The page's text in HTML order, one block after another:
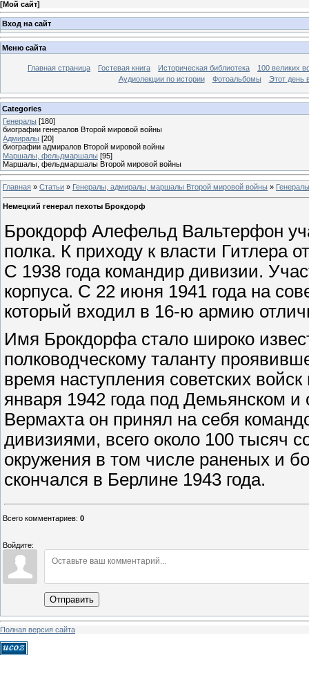
[Мой сайт]
Вход на сайт
Меню сайта
Главная страница Гостевая книга Историческая библиотека
100 великих
Аудиолекции по истории
Фотоальбомы Этот день
Categories
Генералы [180]
биографии генералов Второй мировой войны
Адмиралы [20]
биографии адмиралов Второй мировой войны
Маршалы, фельдмаршалы [95]
Маршалы, фельдмаршалы Второй мировой войны
Главная » Статьи » Генералы, адмиралы, маршалы Второй мировой войны » Генералы
Немецкий генерал пехоты Брокдорф
Брокдорф Алефельд Вальтерфон
полка. К приходу к власти Гитлера
С 1938 года командир дивизии.
корпуса. С 22 июня 1941 года на
который входил в 16-ю армию
Имя Брокдорфа стало широко
полководческому таланту
время наступления советских
января 1942 года под Демьянском
Вермахта он принял на себя
дивизиями, всего около 100 тысяч
окружения в том числе раненых и
скончался в Берлине 1943 года.
Всего комментариев: 0
Войдите:
Отправить
Полная версия сайта